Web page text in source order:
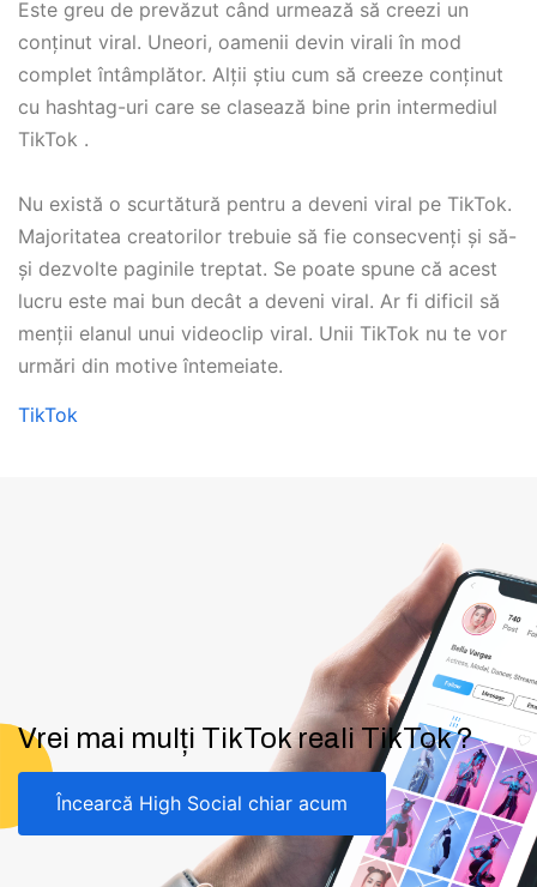
Este greu de prevăzut când urmează să creezi un
conținut viral. Uneori, oamenii devin virali în mod
complet întâmplător. Alții știu cum să creeze conținut
cu hashtag-uri care se clasează bine prin intermediul
TikTok .
Nu există o scurtătură pentru a deveni viral pe TikTok.
Majoritatea creatorilor trebuie să fie consecvenți și să-
și dezvolte paginile treptat. Se poate spune că acest
lucru este mai bun decât a deveni viral. Ar fi dificil să
menții elanul unui videoclip viral. Unii TikTok nu te vor
urmări din motive întemeiate.
TikTok
Vrei mai mulți TikTok reali TikTok ?
Încearcă High Social chiar acum